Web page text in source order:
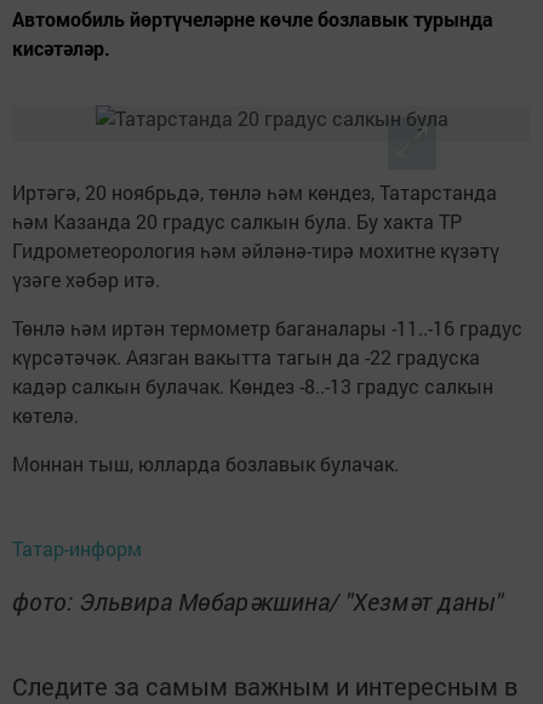
Автомобиль йөртүчеләрне көчле бозлавык турында
кисәтәләр.
Иртәгә, 20 ноябрьдә, төнлә һәм көндез, Татарстанда
һәм Казанда 20 градус салкын була. Бу хакта ТР
Гидрометеорология һәм әйләнә-тирә мохитне күзәтү
үзәге хәбәр итә.
Төнлә һәм иртән термометр баганалары -11..-16 градус
күрсәтәчәк. Аязган вакытта тагын да -22 градуска
кадәр салкын булачак. Көндез -8..-13 градус салкын
көтелә.
Моннан тыш, юлларда бозлавык булачак.
Татар-информ
фото: Эльвира Мөбарәкшина/ "Хезмәт даны"
Следите за самым важным и интересным в